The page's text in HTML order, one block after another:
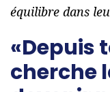
équilibre dans
«Depuis
cherche